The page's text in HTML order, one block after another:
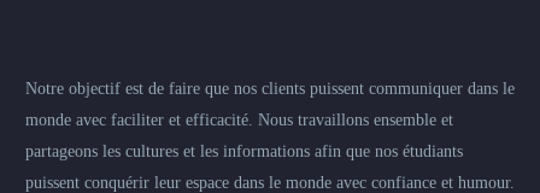
Notre objectif est de faire que nos clients puissent communiquer dans le
monde avec faciliter et efficacité. Nous travaillons ensemble et
partageons les cultures et les informations afin que nos étudiants
puissent conquérir leur espace dans le monde avec confiance et humour.